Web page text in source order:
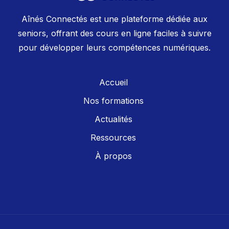
Aînés Connectés est une plateforme dédiée aux
seniors, offrant des cours en ligne faciles à suivre
pour développer leurs compétences numériques.
Accueil
Nos formations
Actualités
Ressources
À propos